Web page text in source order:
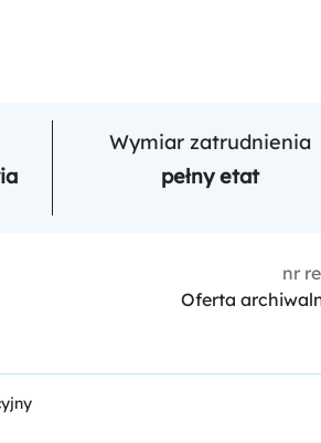
Wymiar zatrudnienia
pełny etat
nr
Oferta